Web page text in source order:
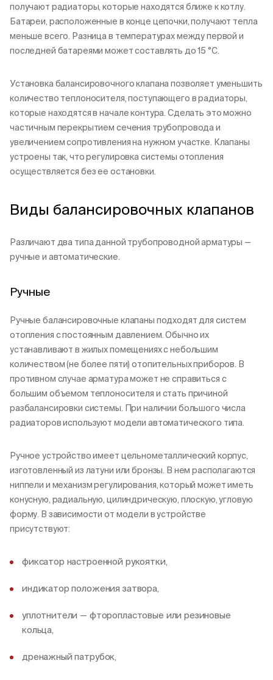
получают радиаторы, которые находятся ближе к котлу.
Батареи, расположенные в конце цепочки, получают тепла
меньше всего. Разница в температурах между первой и
последней батареями может составлять до 15 °C.
Установка балансировочного клапана позволяет уменьшить
количество теплоносителя, поступающего в радиаторы,
которые находятся в начале контура. Сделать это можно
частичным перекрытием сечения трубопровода и
увеличением сопротивления на нужном участке. Клапаны
устроены так, что регулировка системы отопления
осуществляется без ее остановки.
Виды балансировочных клапанов
Различают два типа данной трубопроводной арматуры —
ручные и автоматические.
Ручные
Ручные балансировочные клапаны подходят для систем
отопления с постоянным давлением. Обычно их
устанавливают в жилых помещениях с небольшим
количеством (не более пяти) отопительных приборов. В
противном случае арматура может не справиться с
большим объемом теплоносителя и стать причиной
разбалансировки системы. При наличии большого числа
радиаторов используют модели автоматического типа.
Ручное устройство имеет цельнометаллический корпус,
изготовленный из латуни или бронзы. В нем располагаются
ниппели и механизм регулирования, который может иметь
конусную, радиальную, цилиндрическую, плоскую, угловую
форму. В зависимости от модели в устройстве
присутствуют:
фиксатор настроенной рукоятки,
индикатор положения затвора,
уплотнители — фторопластовые или резиновые
кольца,
дренажный патрубок,